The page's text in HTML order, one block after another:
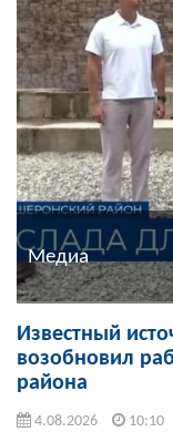
Медиа
Известный
возобновил
района
4.08.2026 10:10